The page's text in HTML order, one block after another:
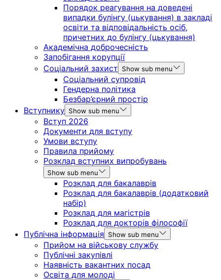
Порядок реагування на доведені
випадки булінгу (цькування) в закладі
освіти та відповідальність осіб,
причетних до булінгу (цькування)
Академічна доброчесність
Запобігання корупції
Соціальний захист
Show sub menu
Соціальний супровід
Гендерна політика
Безбар’єрний простір
Вступнику Show sub menu
Вступ 2026
Документи для вступу
Умови вступу
Правила прийому
Розклад вступних випробувань
Show sub menu
Розклад для бакалаврів
Розклад для бакалаврів (додатковий
набір)
Розклад для магістрів
Розклад для докторів філософії
Публічна інформація
Show sub menu
Прийом на військову службу
Публічні закупівлі
Наявність вакантних посад
Освіта для молоді